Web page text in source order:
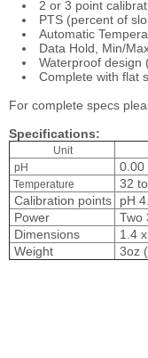
2 or 3 point
PTS (percent of
Automatic
Data Hold, Min/
Waterproof design
Complete with flat
For complete specs
Specifications:
Unit
pH
0.00
Temperature
32
Calibration points
pH
Power
Two
Dimensions
1.4
Weight
3oz